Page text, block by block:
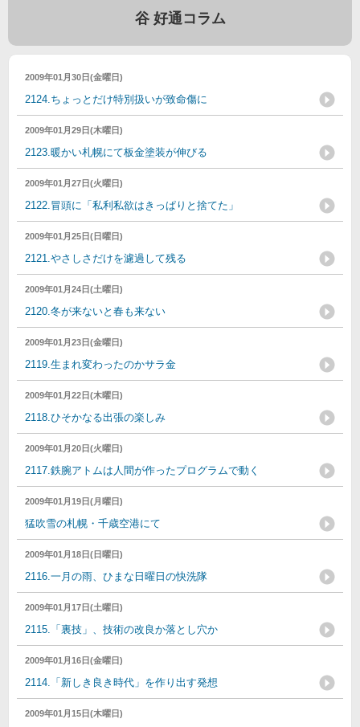
谷 好通コラム
2009年01月30日(金曜日)
2124.ちょっとだけ特別扱いが致命傷に
2009年01月29日(木曜日)
2123.暖かい札幌にて板金塗装が伸びる
2009年01月27日(火曜日)
2122.冒頭に「私利私欲はきっぱりと捨てた」
2009年01月25日(日曜日)
2121.やさしさだけを濾過して残る
2009年01月24日(土曜日)
2120.冬が来ないと春も来ない
2009年01月23日(金曜日)
2119.生まれ変わったのかサラ金
2009年01月22日(木曜日)
2118.ひそかなる出張の楽しみ
2009年01月20日(火曜日)
2117.鉄腕アトムは人間が作ったプログラムで動く
2009年01月19日(月曜日)
猛吹雪の札幌・千歳空港にて
2009年01月18日(日曜日)
2116.一月の雨、ひまな日曜日の快洗隊
2009年01月17日(土曜日)
2115.「裏技」、技術の改良か落とし穴か
2009年01月16日(金曜日)
2114.「新しき良き時代」を作り出す発想
2009年01月15日(木曜日)